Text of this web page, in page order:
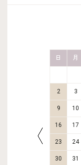
日 月
2 3
9 10
16 17
23 24
30 31